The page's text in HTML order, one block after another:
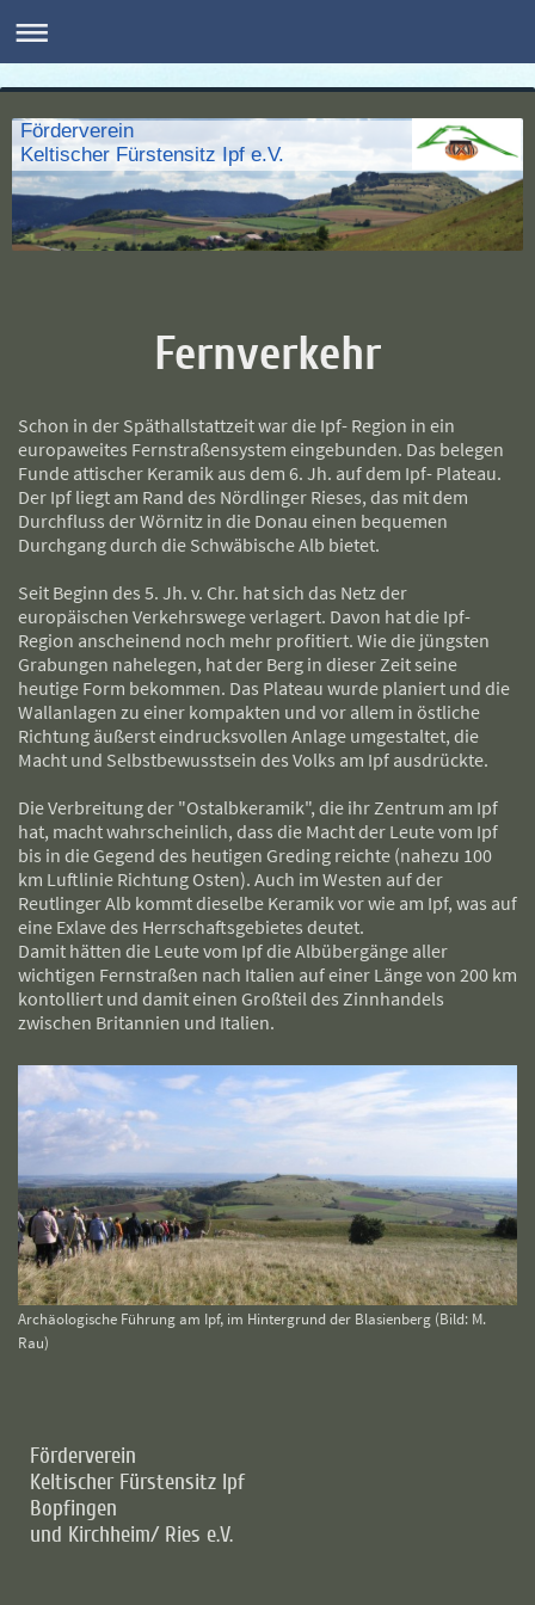
Förderverein
Keltischer Fürstensitz Ipf e.V.
Fernverkehr
Schon in der Späthallstattzeit war die Ipf- Region in ein
europaweites Fernstraßensystem eingebunden. Das belegen
Funde attischer Keramik aus dem 6. Jh. auf dem Ipf- Plateau.
Der Ipf liegt am Rand des Nördlinger Rieses, das mit dem
Durchfluss der Wörnitz in die Donau einen bequemen
Durchgang durch die Schwäbische Alb bietet.
Seit Beginn des 5. Jh. v. Chr. hat sich das Netz der
europäischen Verkehrswege verlagert. Davon hat die Ipf-
Region anscheinend noch mehr profitiert. Wie die jüngsten
Grabungen nahelegen, hat der Berg in dieser Zeit seine
heutige Form bekommen. Das Plateau wurde planiert und die
Wallanlagen zu einer kompakten und vor allem in östliche
Richtung äußerst eindrucksvollen Anlage umgestaltet, die
Macht und Selbstbewusstsein des Volks am Ipf ausdrückte.
Die Verbreitung der "Ostalbkeramik", die ihr Zentrum am Ipf
hat, macht wahrscheinlich, dass die Macht der Leute vom Ipf
bis in die Gegend des heutigen Greding reichte (nahezu 100
km Luftlinie Richtung Osten). Auch im Westen auf der
Reutlinger Alb kommt dieselbe Keramik vor wie am Ipf, was auf
eine Exlave des Herrschaftsgebietes deutet.
Damit hätten die Leute vom Ipf die Albübergänge aller
wichtigen Fernstraßen nach Italien auf einer Länge von 200 km
kontolliert und damit einen Großteil des Zinnhandels
zwischen Britannien und Italien.
Archäologische Führung am Ipf, im Hintergrund der Blasienberg (Bild: M.
Rau)
Förderverein
Keltischer Fürstensitz Ipf
Bopfingen
und Kirchheim/ Ries e.V.